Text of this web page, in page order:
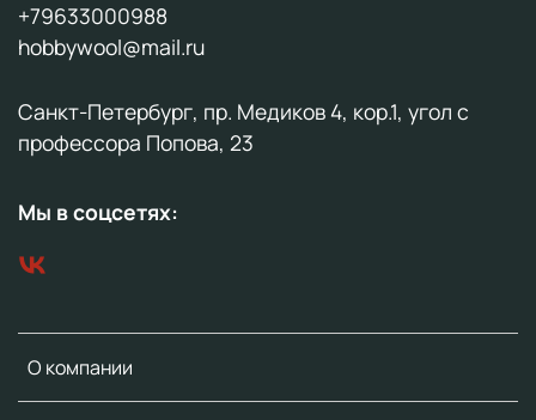
О компании
+79633000988
hobbywool@mail.ru
Санкт-Петербург, пр. Медиков 4, кор.1, угол с
профессора Попова, 23
Мы в соцсетях: